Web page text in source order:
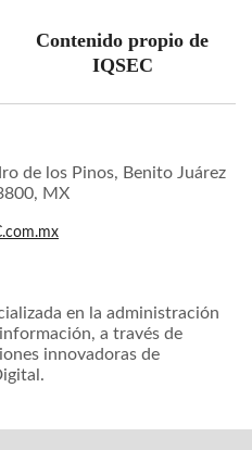
Contenido propio de
IQSEC
de los Pinos, Benito Juárez
MX
en la administración
a través de
innovadoras de